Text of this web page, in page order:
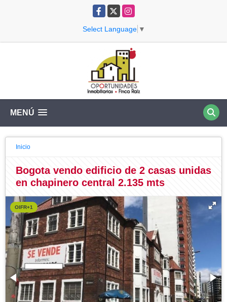
Facebook
X Instagram
Select Language ▼
MENÚ
Inicio
Bogota vendo edificio de 2 casas unidas
en chapinero central 2.135 mts
OIFR+1